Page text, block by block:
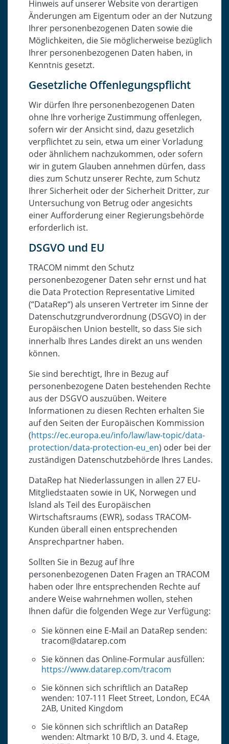
Hinweis auf unserer Website von derartigen
Änderungen am Eigentum oder an der Nutzung
Ihrer personenbezogenen Daten sowie die
Möglichkeiten, die Sie möglicherweise bezüglich
Ihrer personenbezogenen Daten haben, in
Kenntnis gesetzt.
Gesetzliche Offenlegungspflicht
Wir dürfen Ihre personenbezogenen Daten
ohne Ihre vorherige Zustimmung offenlegen,
sofern wir der Ansicht sind, dazu gesetzlich
verpflichtet zu sein, etwa um einer Vorladung
oder ähnlichem nachzukommen, oder sofern
wir in gutem Glauben annehmen dürfen, dass
dies zum Schutz unserer Rechte, zum Schutz
Ihrer Sicherheit oder der Sicherheit Dritter, zur
Untersuchung von Betrug oder angesichts
einer Aufforderung einer Regierungsbehörde
erforderlich ist.
DSGVO und EU
TRACOM nimmt den Schutz
personenbezogener Daten sehr ernst und hat
die Data Protection Representative Limited
(“DataRep“) als unseren Vertreter im Sinne der
Datenschutzgrundverordnung (DSGVO) in der
Europäischen Union bestellt, so dass Sie sich
innerhalb Ihres Landes direkt an uns wenden
können.
Sie sind berechtigt, Ihre in Bezug auf
personenbezogene Daten bestehenden Rechte
aus der DSGVO auszuüben. Weitere
Informationen zu diesen Rechten erhalten Sie
auf den Seiten der Europäischen Kommission
(https://ec.europa.eu/info/law/law-topic/data-
protection/data-protection-eu_en) oder bei der
zuständigen Datenschutzbehörde Ihres Landes.
DataRep hat Niederlassungen in allen 27 EU-
Mitgliedstaaten sowie in UK, Norwegen und
Island als Teil des Europäischen
Wirtschaftsraums (EWR), sodass TRACOM-
Kunden überall einen entsprechenden
Ansprechpartner haben.
Sollten Sie in Bezug auf Ihre
personenbezogenen Daten Fragen an TRACOM
haben oder Ihre entsprechenden Rechte auf
andere Weise wahrnehmen wollen, stehen
Ihnen dafür die folgenden Wege zur Verfügung:
Sie können eine E-Mail an DataRep senden:
tracom@datarep.com
Sie können das Online-Formular ausfüllen:
https://www.datarep.com/tracom
Sie können sich schriftlich an DataRep
wenden: 107-111 Fleet Street, London, EC4A
2AB, United Kingdom
Sie können sich schriftlich an DataRep
wenden: Altmarkt 10 B/D, 3. und 4. Etage,